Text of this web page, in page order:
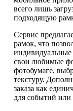
всего лишь
подходящую
Сервис
рамок, что
индивидуальные
свои любимые
фотобумаге,
текстуру.
заказа как
для событий или